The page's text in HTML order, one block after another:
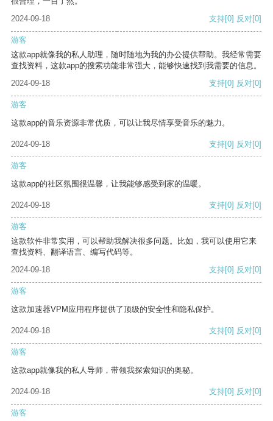
2024-09-18
支持[0] 反对[0]
游客
这款app就像我的私人助理，随时随地为我的办公提供帮助。我经常需要
查找资料，这款app的搜索功能非常强大，能够快速找到我需要的信息。
2024-09-18
支持[0] 反对[0]
游客
这款app的音乐资源非常优质，可以让我尽情享受音乐的魅力。
2024-09-18 支持[0] 反对[0]
游客
这款app的社区氛围很温馨，让我能够感受到家的温暖。
2024-09-18 支持[0] 反对[0]
游客
这款软件非常实用，可以帮助我解决很多问题。比如，我可以使用它来
查找资料、翻译语言、编写代码等。
2024-09-18
支持[0] 反对[0]
游客
这款加速器VPM应用程序提供了顶级的安全性和隐私保护。
2024-09-18 支持[0] 反对[0]
游客
这款app就像我的私人导师，带领我探索知识的奥秘。
2024-09-18 支持[0] 反对[0]
游客